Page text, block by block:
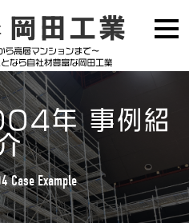
年 事例紹
Case Example